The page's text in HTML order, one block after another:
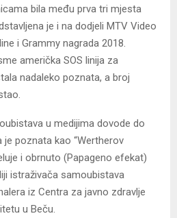
bila među prva tri mjesta
je i na dodjeli MTV Video
i Grammy nagrada 2018.
američka SOS linija za
nadaleko poznata, a broj
u medijima dovode do
poznata kao “Wertherov
i obrnuto (Papageno efekat)
istraživača samoubistava
iz Centra za javno zdravlje
u Beču.